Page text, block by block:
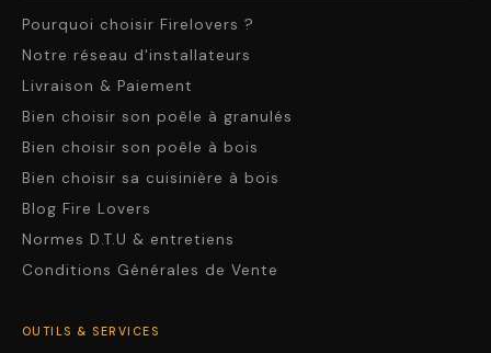
Pourquoi choisir Firelovers ?
Notre réseau d'installateurs
Livraison & Paiement
Bien choisir son poêle à granulés
Bien choisir son poêle à bois
Bien choisir sa cuisinière à bois
Blog Fire Lovers
Normes D.T.U & entretiens
Conditions Générales de Vente
OUTILS & SERVICES